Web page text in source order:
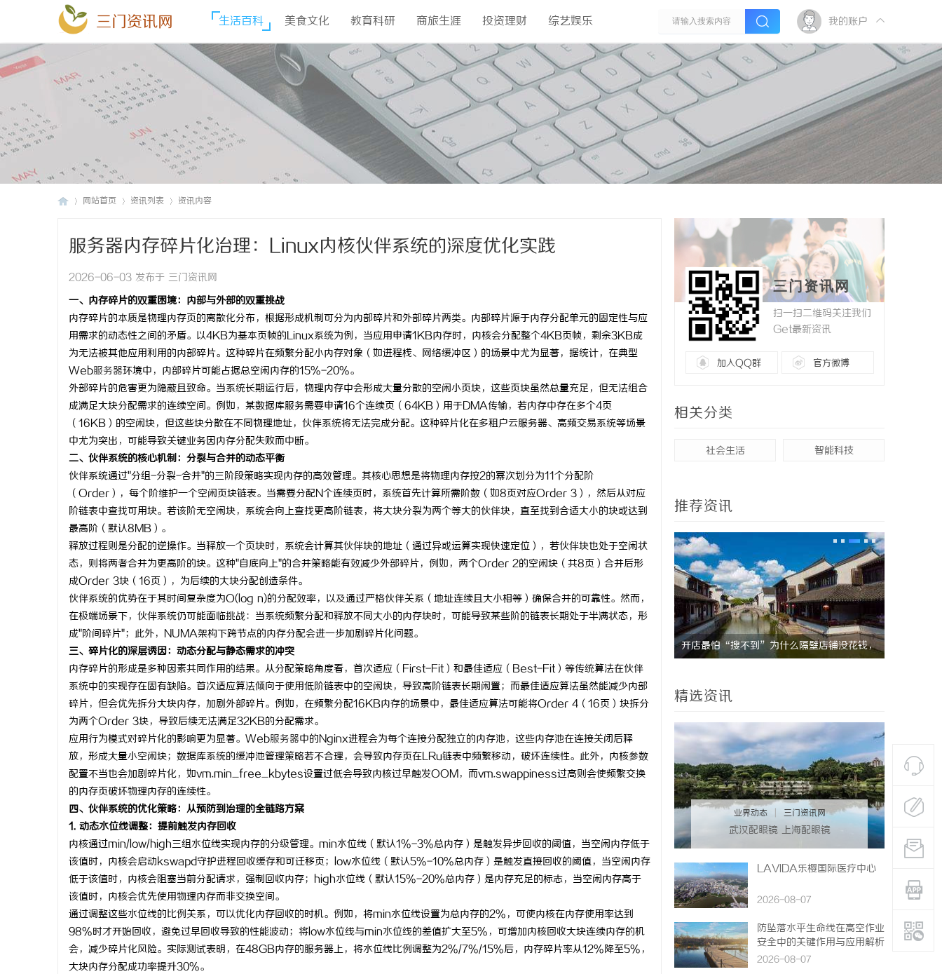
三门资讯网 生活百科 美食文化 教育科研 商旅生涯 投资理财 综艺娱乐 我的账户
网站首页 资讯列表 资讯内容
服务器内存碎片化治理：Linux内核伙伴系统的深度优化实践
2026-06-03 发布于 三门资讯网
一、内存碎片的双重困境：内部与外部的双重挑战
内存碎片的本质是物理内存页的离散化分布，根据形成机制可分为内部碎片和外部碎片两类。内部碎片源于内存分配单元的固定性与应
用需求的动态性之间的矛盾。以4KB为基本页帧的Linux系统为例，当应用申请1KB内存时，内核会分配整个4KB页帧，剩余3KB成
为无法被其他应用利用的内部碎片。这种碎片在频繁分配小内存对象（如进程栈、网络缓冲区）的场景中尤为显著，据统计，在典型
Web服务器环境中，内部碎片可能占据总空闲内存的15%-20%。
外部碎片的危害更为隐蔽且致命。当系统长期运行后，物理内存中会形成大量分散的空闲小页块，这些页块虽然总量充足，但无法组合
成满足大块分配需求的连续空间。例如，某数据库服务需要申请16个连续页（64KB）用于DMA传输，若内存中存在多个4页
（16KB）的空闲块，但这些块分散在不同物理地址，伙伴系统将无法完成分配。这种碎片化在多租户云服务器、高频交易系统等场景
中尤为突出，可能导致关键业务因内存分配失败而中断。
二、伙伴系统的核心机制：分裂与合并的动态平衡
伙伴系统通过"分组-分裂-合并"的三阶段策略实现内存的高效管理。其核心思想是将物理内存按2的幂次划分为11个分配阶
（Order），每个阶维护一个空闲页块链表。当需要分配N个连续页时，系统首先计算所需阶数（如8页对应Order 3），然后从对应
阶链表中查找可用块。若该阶无空闲块，系统会向上查找更高阶链表，将大块分裂为两个等大的伙伴块，直至找到合适大小的块或达到
最高阶（默认8MB）。
释放过程则是分配的逆操作。当释放一个页块时，系统会计算其伙伴块的地址（通过异或运算实现快速定位），若伙伴块也处于空闲状
态，则将两者合并为更高阶的块。这种"自底向上"的合并策略能有效减少外部碎片，例如，两个Order 2的空闲块（共8页）合并后形
成Order 3块（16页），为后续的大块分配创造条件。
伙伴系统的优势在于其时间复杂度为O(log n)的分配效率，以及通过严格伙伴关系（地址连续且大小相等）确保合并的可靠性。然而，
在极端场景下，伙伴系统仍可能面临挑战：当系统频繁分配和释放不同大小的内存块时，可能导致某些阶的链表长期处于半满状态，形
成"阶间碎片"；此外，NUMA架构下跨节点的内存分配会进一步加剧碎片化问题。
三、碎片化的深层诱因：动态分配与静态需求的冲突
内存碎片的形成是多种因素共同作用的结果。从分配策略角度看，首次适应（First-Fit）和最佳适应（Best-Fit）等传统算法在伙伴
系统中的实现存在固有缺陷。首次适应算法倾向于使用低阶链表中的空闲块，导致高阶链表长期闲置；而最佳适应算法虽然能减少内部
碎片，但会优先拆分大块内存，加剧外部碎片。例如，在频繁分配16KB内存的场景中，最佳适应算法可能将Order 4（16页）块拆分
为两个Order 3块，导致后续无法满足32KB的分配需求。
应用行为模式对碎片化的影响更为显著。Web服务器中的Nginx进程会为每个连接分配独立的内存池，这些内存池在连接关闭后释
放，形成大量小空闲块；数据库系统的缓冲池管理策略若不合理，会导致内存页在LRu链表中频繁移动，破坏连续性。此外，内核参数
配置不当也会加剧碎片化，如vm.min_free_kbytes设置过低会导致内核过早触发OOM，而vm.swappiness过高则会使频繁交换
的内存页破坏物理内存的连续性。
四、伙伴系统的优化策略：从预防到治理的全链路方案
1. 动态水位线调整：提前触发内存回收
内核通过min/low/high三组水位线实现内存的分级管理。min水位线（默认1%-3%总内存）是触发异步回收的阈值，当空闲内存低于
该值时，内核会启动kswapd守护进程回收缓存和可迁移页；low水位线（默认5%-10%总内存）是触发直接回收的阈值，当空闲内存
低于该值时，内核会阻塞当前分配请求，强制回收内存；high水位线（默认15%-20%总内存）是内存充足的标志，当空闲内存高于
该值时，内核会优先使用物理内存而非交换空间。
通过调整这些水位线的比例关系，可以优化内存回收的时机。例如，将min水位线设置为总内存的2%，可使内核在内存使用率达到
98%时才开始回收，避免过早回收导致的性能波动；将low水位线与min水位线的差值扩大至5%，可增加内核回收大块连续内存的机
会，减少碎片化风险。实际测试表明，在48GB内存的服务器上，将水位线比例调整为2%/7%/15%后，内存碎片率从12%降至5%，
大块内存分配成功率提升30%。
三门资讯网
扫一扫二维码关注我们
Get最新资讯
加入QQ群 官方微博
相关分类
社会生活 智能科技
推荐资讯
揭秘！专业充电桩项目软件开发商，究竟藏着
哪些行业秘诀？
开店最怕“搜不到”为什么隔壁店铺没花钱，
ai却天天给他免费派单？
全面解析免费信息发布网的作用与
精选资讯
业界动态 三门资讯网
武汉配眼镜 上海配眼镜
LAVIDA乐樱国际医疗中心
2026-08-07
防坠落水平生命线在高空作业
安全中的关键作用与应用解析
2026-08-07